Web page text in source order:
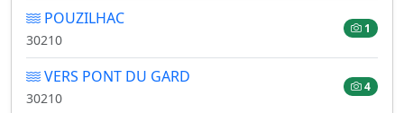
POUZILHAC
30210
1
VERS PONT DU GARD
30210
4